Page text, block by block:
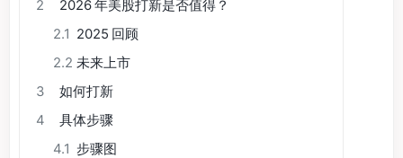
2
2026 年美股打新是否值得？
2.1 2025 回顾
2.2 未来上市
3
如何打新
4
具体步骤
4.1 步骤图